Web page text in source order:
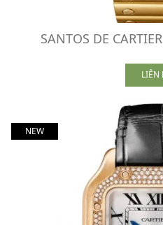
SANTOS DE
LIÊN
NEW